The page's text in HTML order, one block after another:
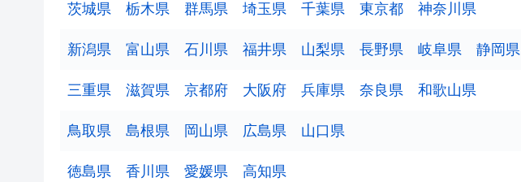
茨城県 栃木県 群馬県 埼玉県 千葉県 東京都 神奈川県
新潟県 富山県 石川県 福井県 山梨県 長野県 岐阜県 静岡県
三重県 滋賀県 京都府 大阪府 兵庫県 奈良県 和歌山県
鳥取県 島根県 岡山県 広島県 山口県
徳島県 香川県 愛媛県 高知県